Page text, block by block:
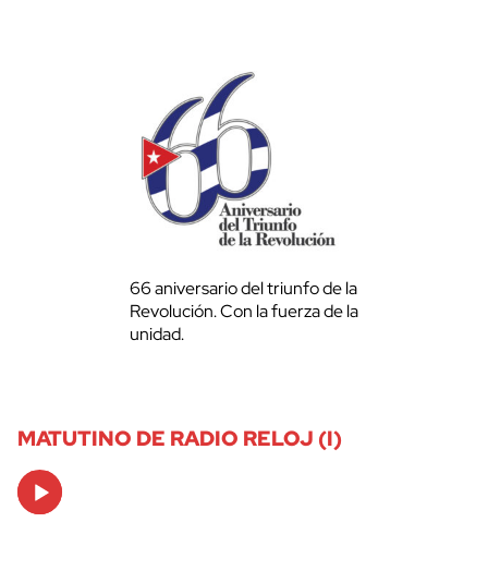
66 aniversario del triunfo de la
Revolución. Con la fuerza de la
unidad.
MATUTINO DE RADIO RELOJ (I)
Audio
Player